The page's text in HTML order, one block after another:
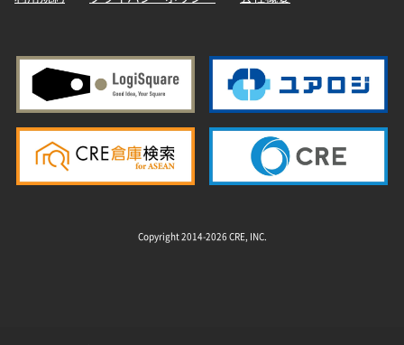
Copyright 2014-2026 CRE, INC.